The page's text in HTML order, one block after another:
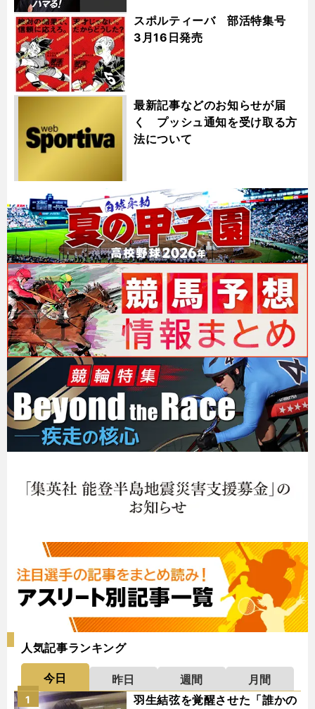
スポルティーバ 部活特集号
3月16日発売
最新記事などのお知らせが届
く プッシュ通知を受け取る方
法について
人気記事ランキング
今日 昨日 週間
月間
羽生結弦を覚醒させた「誰かの
1